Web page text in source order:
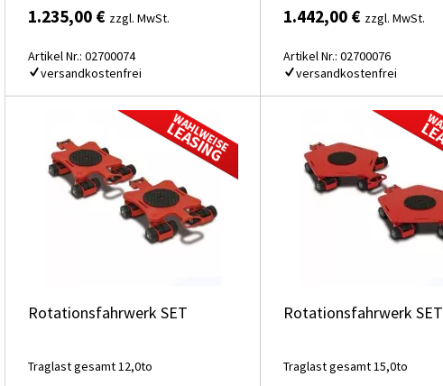
1.235,00 € zzgl. MwSt.
Artikel Nr.: 02700074
versandkostenfrei
1.442,00 € zzgl. MwSt.
Artikel Nr.: 02700076
versandkostenfrei
Rotationsfahrwerk SET
Traglast gesamt 12,0to
Rotationsfahrwerk SET
Traglast gesamt 15,0to